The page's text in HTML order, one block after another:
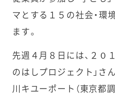
マとする１５の社会・環
ます。
先週４月８日には、２０
のはしプロジェクト」さ
川キユーポート（東京都